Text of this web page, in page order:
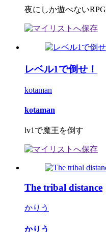
夜にしか遊べないRPG
レベル1で倒せ！
kotaman
kotaman
lv1で魔王を倒す
The tribal distance
かりう
かりう